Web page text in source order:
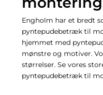
Engholm har et bredt
pyntepudebetræk til
hjemmet med
mønstre og motiver.
størrelser. Se vores
pyntepudebetræk til